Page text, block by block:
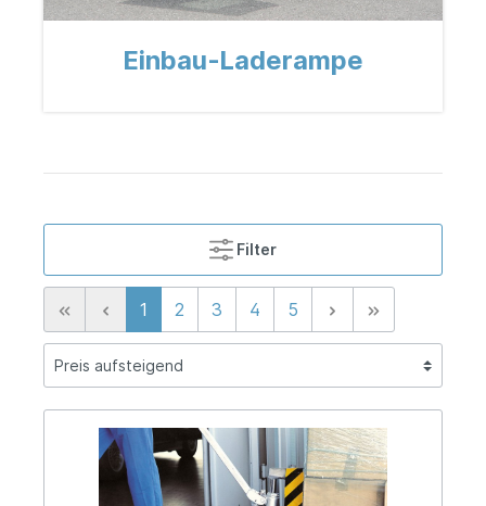
Einbau-Laderampe
Filter
1 2 3 4 5